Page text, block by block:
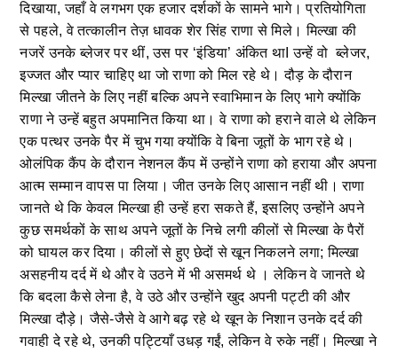
दिखाया, जहाँ वे लगभग एक हजार दर्शकों के सामने भागे। प्रतियोगिता
से पहले, वे तत्कालीन तेज़ धावक शेर सिंह राणा से मिले। मिल्खा की
नजरें उनके ब्लेजर पर थीं, उस पर ‘इंडिया’ अंकित थाI उन्हें वो ब्लेजर,
इज्जत और प्यार चाहिए था जो राणा को मिल रहे थे। दौड़ के दौरान
मिल्खा जीतने के लिए नहीं बल्कि अपने स्वाभिमान के लिए भागे क्योंकि
राणा ने उन्हें बहुत अपमानित किया था। वे राणा को हराने वाले थे लेकिन
एक पत्थर उनके पैर में चुभ गया क्योंकि वे बिना जूतों के भाग रहे थे।
ओलंपिक कैंप के दौरान नेशनल कैंप में उन्होंने राणा को हराया और अपना
आत्म सम्मान वापस पा लिया। जीत उनके लिए आसान नहीं थी। राणा
जानते थे कि केवल मिल्खा ही उन्हें हरा सकते हैं, इसलिए उन्होंने अपने
कुछ समर्थकों के साथ अपने जूतों के निचे लगी कीलों से मिल्खा के पैरों
को घायल कर दिया। कीलों से हुए छेदों से खून निकलने लगा; मिल्खा
असहनीय दर्द में थे और वे उठने में भी असमर्थ थे । लेकिन वे जानते थे
कि बदला कैसे लेना है, वे उठे और उन्होंने खुद अपनी पट्टी की और
मिल्खा दौड़े। जैसे-जैसे वे आगे बढ़ रहे थे खून के निशान उनके दर्द की
गवाही दे रहे थे, उनकी पट्टियाँ उधड़ गईं, लेकिन वे रुके नहीं। मिल्खा ने